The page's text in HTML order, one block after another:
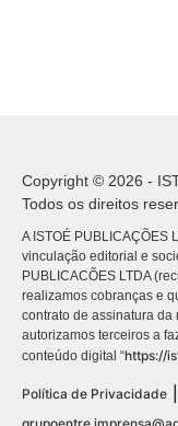
Copyright © 2026 -
Todos os direitos
A ISTOÉ PUBLICAÇÕES
vinculação editorial e
PUBLICACÕES LTDA
realizamos cobranças e
contrato de assinatura da
autorizamos terceiros a
conteúdo digital “https://
Política de Privacidade